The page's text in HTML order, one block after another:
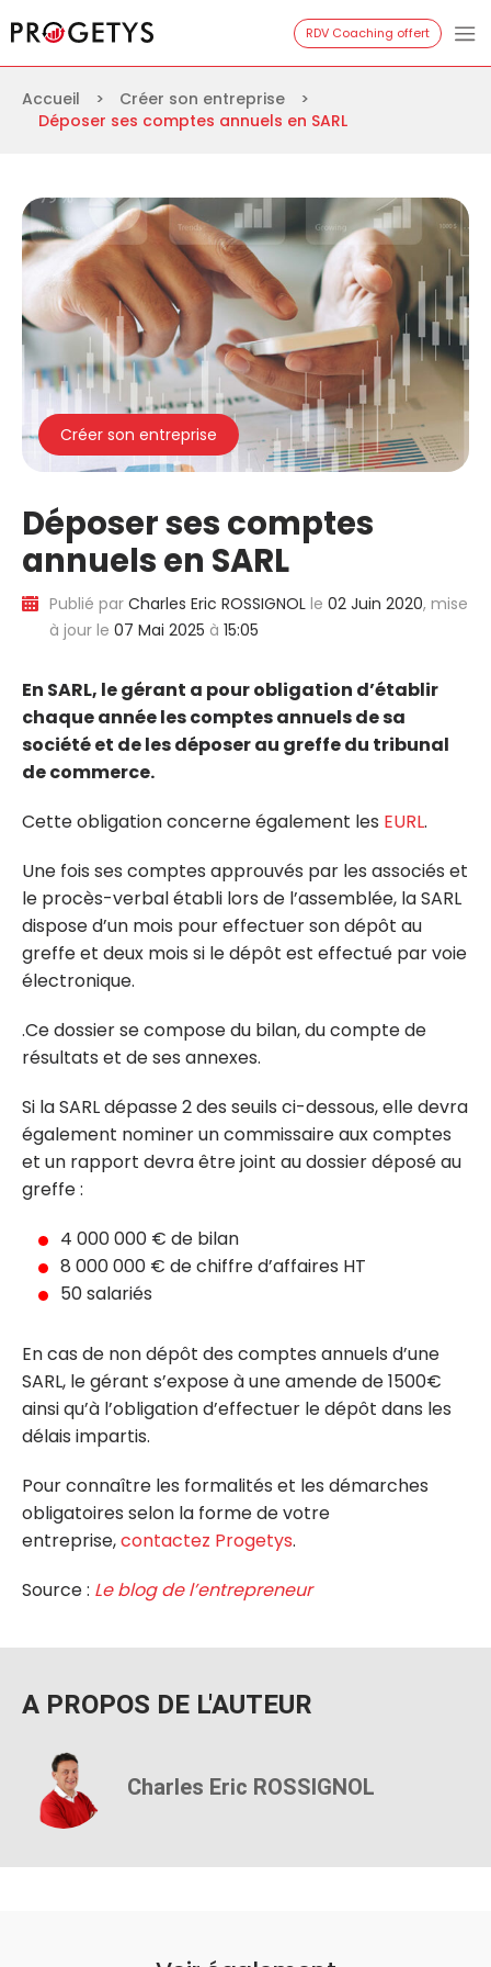
au
contenu
RDV Coaching offert
Accueil > Créer son entreprise
>
Déposer ses comptes annuels en SARL
Créer son entreprise
Déposer ses comptes
annuels en SARL
Publié par Charles Eric ROSSIGNOL le 02 Juin 2020, mise
à jour le 07 Mai 2025 à 15:05
En SARL, le gérant a pour obligation d’établir
chaque année les comptes annuels de sa
société et de les déposer au greffe du tribunal
de commerce.
Cette obligation concerne également les EURL.
Une fois ses comptes approuvés par les associés et
le procès-verbal établi lors de l’assemblée, la SARL
dispose d’un mois pour effectuer son dépôt au
greffe et deux mois si le dépôt est effectué par voie
électronique.
.Ce dossier se compose du bilan, du compte de
résultats et de ses annexes.
Si la SARL dépasse 2 des seuils ci-dessous, elle devra
également nominer un commissaire aux comptes
et un rapport devra être joint au dossier déposé au
greffe :
4 000 000 € de bilan
8 000 000 € de chiffre d’affaires HT
50 salariés
En cas de non dépôt des comptes annuels d’une
SARL, le gérant s’expose à une amende de 1500€
ainsi qu’à l’obligation d’effectuer le dépôt dans les
délais impartis.
Pour connaître les formalités et les démarches
obligatoires selon la forme de votre
entreprise,contactez Progetys.
Source : Le blog de l’entrepreneur
A PROPOS DE L'AUTEUR
Charles Eric ROSSIGNOL